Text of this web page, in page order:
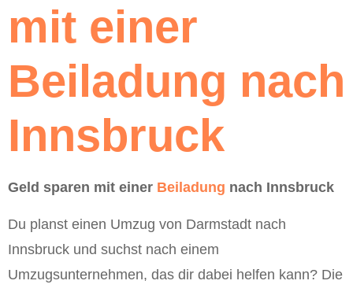
mit einer
Beiladung nach
Innsbruck
Geld sparen mit einer Beiladung nach Innsbruck
Du planst einen Umzug von Darmstadt nach
Innsbruck und suchst nach einem
Umzugsunternehmen, das dir dabei helfen kann? Die